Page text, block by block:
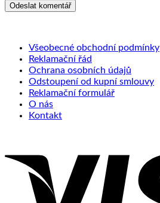
Všeobecné obchodní podmínky
Reklamační řád
Ochrana osobních údajů
Odstoupení od kupní smlouvy
Reklamační formulář
O nás
Kontakt